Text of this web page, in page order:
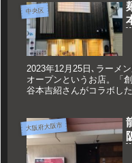
中央区
2023年12月25日､ラーメ
オープンというお店。「
谷本吉紹さんがコラボし
大阪府大阪市